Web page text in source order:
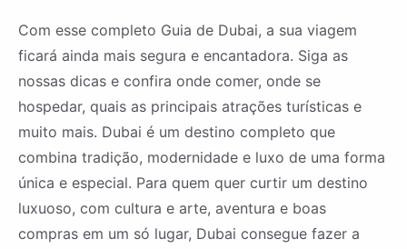
Com esse completo Guia de Dubai, a sua viagem
ficará ainda mais segura e encantadora. Siga as
nossas dicas e confira onde comer, onde se
hospedar, quais as principais atrações turísticas e
muito mais. Dubai é um destino completo que
combina tradição, modernidade e luxo de uma forma
única e especial. Para quem quer curtir um destino
luxuoso, com cultura e arte, aventura e boas
compras em um só lugar, Dubai consegue fazer a